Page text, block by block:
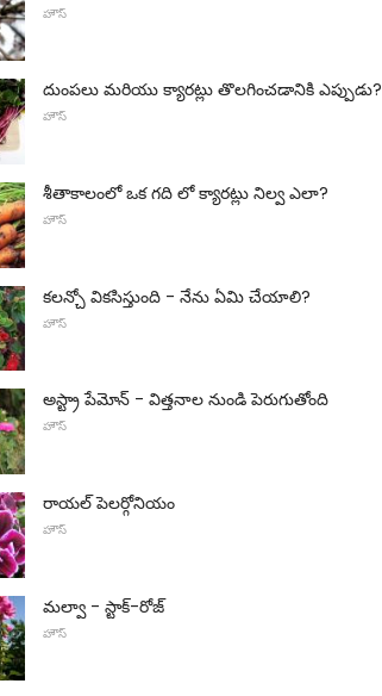
హౌస్
దుంపలు మరియు క్యారట్లు తొలగించడానికి ఎప్పుడు?
హౌస్
శీతాకాలంలో ఒక గది లో క్యారట్లు నిల్వ ఎలా?
హౌస్
కలన్చో వికసిస్తుంది - నేను ఏమి చేయాలి?
హౌస్
అస్ట్రా పేమోన్ - విత్తనాల నుండి పెరుగుతోంది
హౌస్
రాయల్ పెలర్గోనియం
హౌస్
మల్వా - స్టాక్-రోజ్
హౌస్